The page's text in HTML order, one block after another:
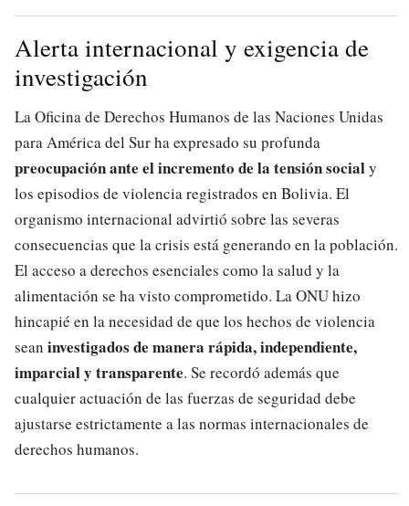
Alerta internacional y exigencia de
investigación
La Oficina de Derechos Humanos de las Naciones Unidas
para América del Sur ha expresado su profunda
preocupación ante el incremento de la tensión socialy
los episodios de violencia registrados en Bolivia. El
organismo internacional advirtió sobre las severas
consecuencias que la crisis está generando en la población.
El acceso a derechos esenciales como la salud y la
alimentación se ha visto comprometido. La ONU hizo
hincapié en la necesidad de que los hechos de violencia
sean investigados de manera rápida, independiente,
imparcial y transparente. Se recordó además que
cualquier actuación de las fuerzas de seguridad debe
ajustarse estrictamente a las normas internacionales de
derechos humanos.